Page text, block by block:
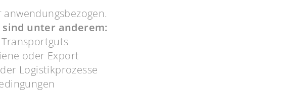
unter anderem:
oder Export
Logistikprozesse